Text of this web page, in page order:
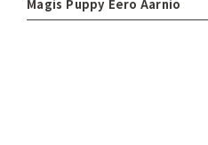
Magis Puppy Eero Aarnio